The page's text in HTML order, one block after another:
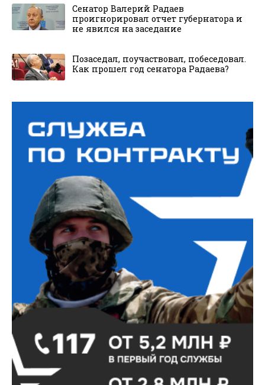
Сенатор Валерий Радаев
проигнорировал отчет губернатора и
не явился на заседание
Позаседал, поучаствовал, побеседовал.
Как прошел год сенатора Радаева?